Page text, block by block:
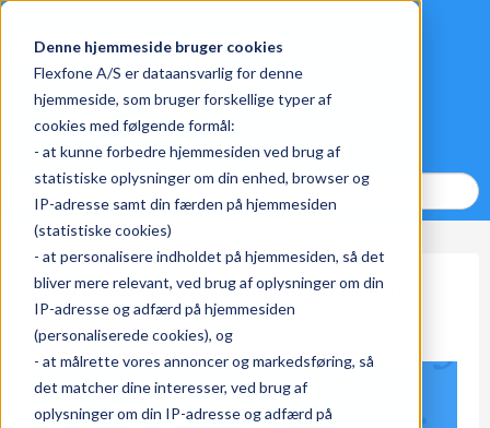
Denne hjemmeside bruger cookies
Flexfone A/S er dataansvarlig for denne
hjemmeside, som bruger forskellige typer af
cookies med følgende formål:
- at kunne forbedre hjemmesiden ved brug af
statistiske oplysninger om din enhed, browser og
IP-adresse samt din færden på hjemmesiden
(statistiske cookies)
- at personalisere indholdet på hjemmesiden, så det
bliver mere relevant, ved brug af oplysninger om din
IP-adresse og adfærd på hjemmesiden
(personaliserede cookies), og
- at målrette vores annoncer og markedsføring, så
det matcher dine interesser, ved brug af
oplysninger om din IP-adresse og adfærd på
Begreber inden for Erhvervstelefoni
Oct 28, 2021 8:06:53 AM afMarie Gaarde